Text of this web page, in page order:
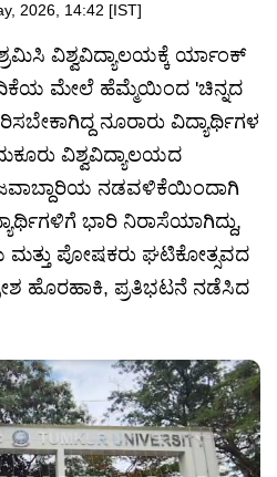
2026, 14:42 [IST]
ವಿಶ್ವವಿದ್ಯಾಲಯಕ್ಕೆ ರ್ಯಾಂಕ್
ಮೇಲೆ ಹೆಮ್ಮೆಯಿಂದ 'ಚಿನ್ನದ
ನೂರಾರು ವಿದ್ಯಾರ್ಥಿಗಳ
ವಿಶ್ವವಿದ್ಯಾಲಯದ
ನಡವಳಿಕೆಯಿಂದಾಗಿ
ಭಾರಿ ನಿರಾಸೆಯಾಗಿದ್ದು,
ಮತ್ತು ಪೋಷಕರು ಘಟಿಕೋತ್ಸವದ
ಹೊರಹಾಕಿ, ಪ್ರತಿಭಟನೆ ನಡೆಸಿದ